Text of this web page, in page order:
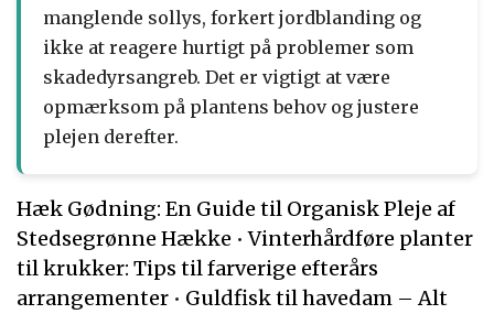
manglende sollys, forkert jordblanding og
ikke at reagere hurtigt på problemer som
skadedyrsangreb. Det er vigtigt at være
opmærksom på plantens behov og justere
plejen derefter.
Hæk Gødning: En Guide til Organisk Pleje af
Stedsegrønne Hække •Vinterhårdføre planter
til krukker: Tips til farverige efterårs
arrangementer • Guldfisk til havedam – Alt